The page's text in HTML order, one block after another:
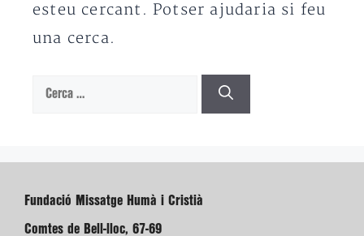
esteu cercant. Potser ajudaria si feu
una cerca.
Cerca:
Fundació Missatge Humà i Cristià
Comtes de Bell-lloc, 67-69